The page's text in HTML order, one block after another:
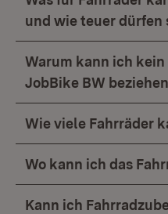
und wie teuer dürfen
Warum kann ich kein
JobBike BW
Wie viele Fahrräder
Wo kann ich das
Kann ich